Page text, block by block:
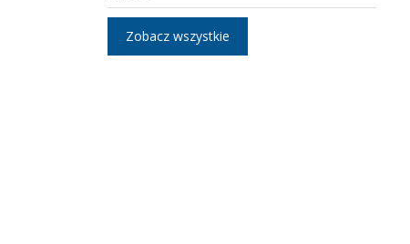
Zobacz wszystkie